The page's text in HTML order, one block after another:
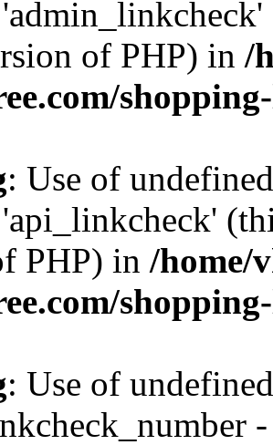
of PHP) in /
: Use of
'api_linkcheck'
PHP) in /home/
: Use of
-